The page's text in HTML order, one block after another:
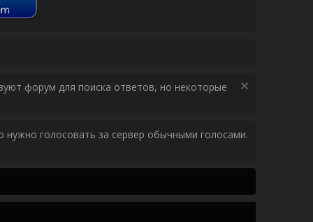
форум для поиска ответов, но некоторые
нужно голосовать за сервер обычными голосами.